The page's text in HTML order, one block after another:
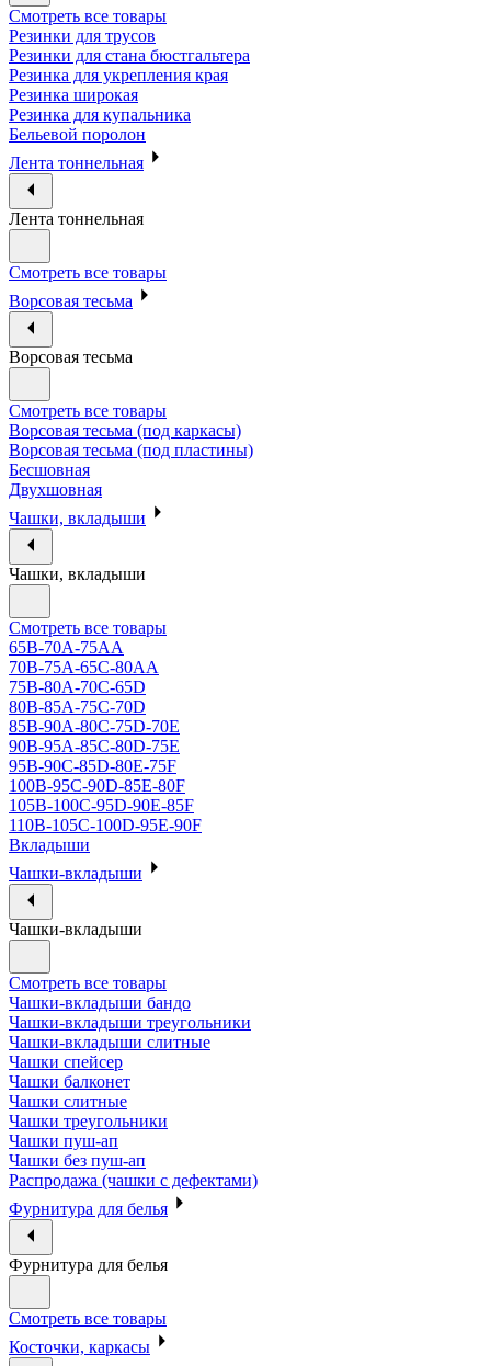
Смотреть все товары
Резинки для трусов
Резинки для стана бюстгальтера
Резинка для укрепления края
Резинка широкая
Резинка для купальника
Бельевой поролон
Лента тоннельная
Лента тоннельная
Смотреть все товары
Ворсовая тесьма
Ворсовая тесьма
Смотреть все товары
Ворсовая тесьма (под каркасы)
Ворсовая тесьма (под пластины)
Бесшовная
Двухшовная
Чашки, вкладыши
Чашки, вкладыши
Смотреть все товары
65B-70A-75АА
70В-75А-65С-80АА
75В-80А-70С-65D
80В-85А-75С-70D
85В-90А-80С-75D-70E
90B-95A-85C-80D-75E
95B-90C-85D-80E-75F
100B-95C-90D-85E-80F
105B-100C-95D-90E-85F
110B-105C-100D-95E-90F
Вкладыши
Чашки-вкладыши
Чашки-вкладыши
Смотреть все товары
Чашки-вкладыши бандо
Чашки-вкладыши треугольники
Чашки-вкладыши слитные
Чашки спейсер
Чашки балконет
Чашки слитные
Чашки треугольники
Чашки пуш-ап
Чашки без пуш-ап
Распродажа (чашки с дефектами)
Фурнитура для белья
Фурнитура для белья
Смотреть все товары
Косточки, каркасы